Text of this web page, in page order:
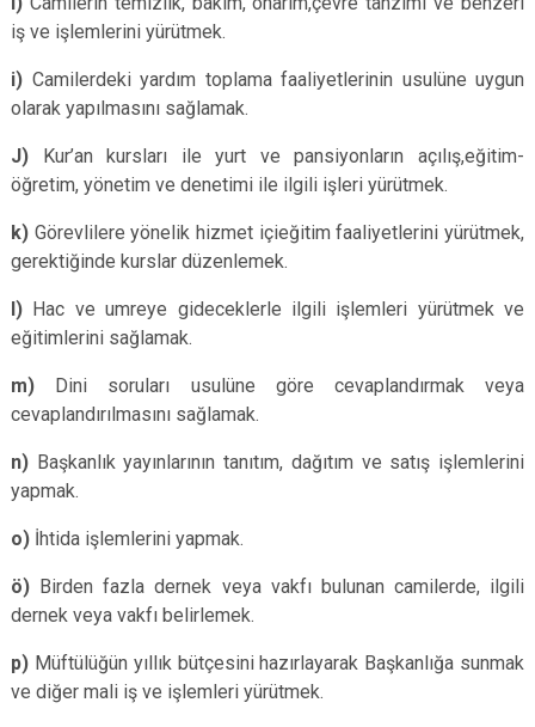
iş ve işlemlerini yürütmek.
i) Camilerdeki yardım toplama faaliyetlerinin usulüne uygun
olarak yapılmasını sağlamak.
J) Kur’an kursları ile yurt ve pansiyonların açılış,eğitim-
öğretim, yönetim ve denetimi ile ilgili işleri yürütmek.
k) Görevlilere yönelik hizmet içieğitim faaliyetlerini yürütmek,
gerektiğinde kurslar düzenlemek.
l) Hac ve umreye gideceklerle ilgili işlemleri yürütmek ve
eğitimlerini sağlamak.
m) Dini soruları usulüne göre cevaplandırmak veya
cevaplandırılmasını sağlamak.
n) Başkanlık yayınlarının tanıtım, dağıtım ve satış işlemlerini
yapmak.
o) İhtida işlemlerini yapmak.
ö) Birden fazla dernek veya vakfı bulunan camilerde, ilgili
dernek veya vakfı belirlemek.
p) Müftülüğün yıllık bütçesini hazırlayarak Başkanlığa sunmak
ve diğer mali iş ve işlemleri yürütmek.